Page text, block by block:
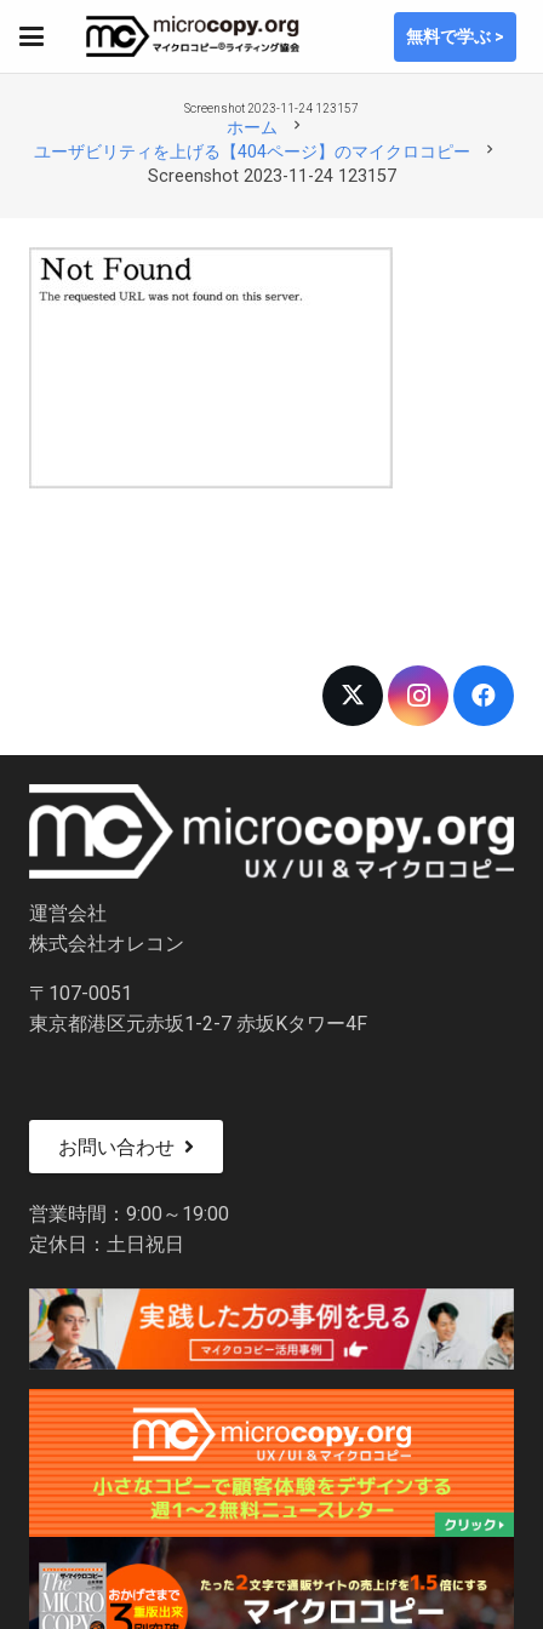
無料で学ぶ >
Screenshot 2023-11-24 123157
ホーム chevron_right
ユーザビリティを上げる【404ページ】のマイクロコピー chevron_right
Screenshot 2023-11-24 123157
運営会社
株式会社オレコン
〒107-0051
東京都港区元赤坂1-2-7 赤坂Kタワー4F
お問い合わせ
営業時間：9:00～19:00
定休日：土日祝日